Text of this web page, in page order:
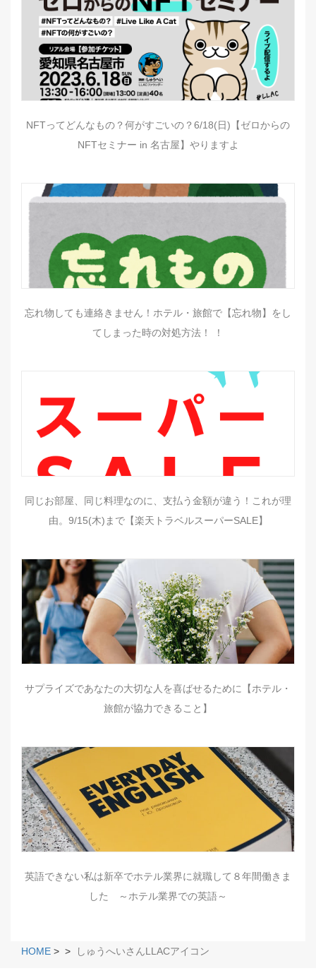
NFTってどんなもの？何がすごいの？6/18(日)【ゼロからの
NFTセミナー in 名古屋】やりますよ
忘れ物しても連絡きません！ホテル・旅館で【忘れ物】をし
てしまった時の対処方法！ ！
同じお部屋、同じ料理なのに、支払う金額が違う！これが理
由。9/15(木)まで【楽天トラベルスーパーSALE】
サプライズであなたの大切な人を喜ばせるために【ホテル・
旅館が協力できること】
英語できない私は新卒でホテル業界に就職して８年間働きま
した ～ホテル業界での英語～
HOME > > しゅうへいさんLLACアイコン